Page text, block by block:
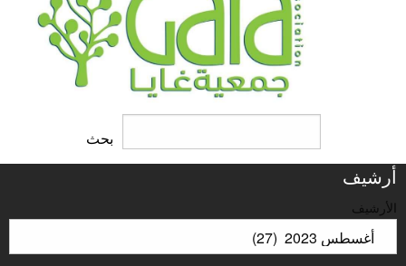
بحث
أرشيف
الأرشيف